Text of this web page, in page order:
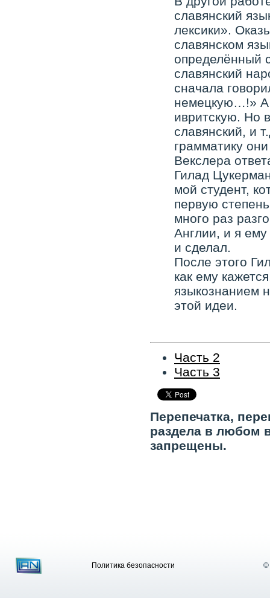
славянский
лексики».
славянском
определённый
славянский
сначала
немецкую…!» А
ивритскую. Но
славянский, и
грамматику
Векслера
Гилад
мой студент,
первую
много раз
Англии, и я
и сделал.
После этого
как ему
языкознанием
этой идеи.
Часть 2
Часть 3
Перепечатка,
раздела в любом
запрещены.
Политика безопасности ©